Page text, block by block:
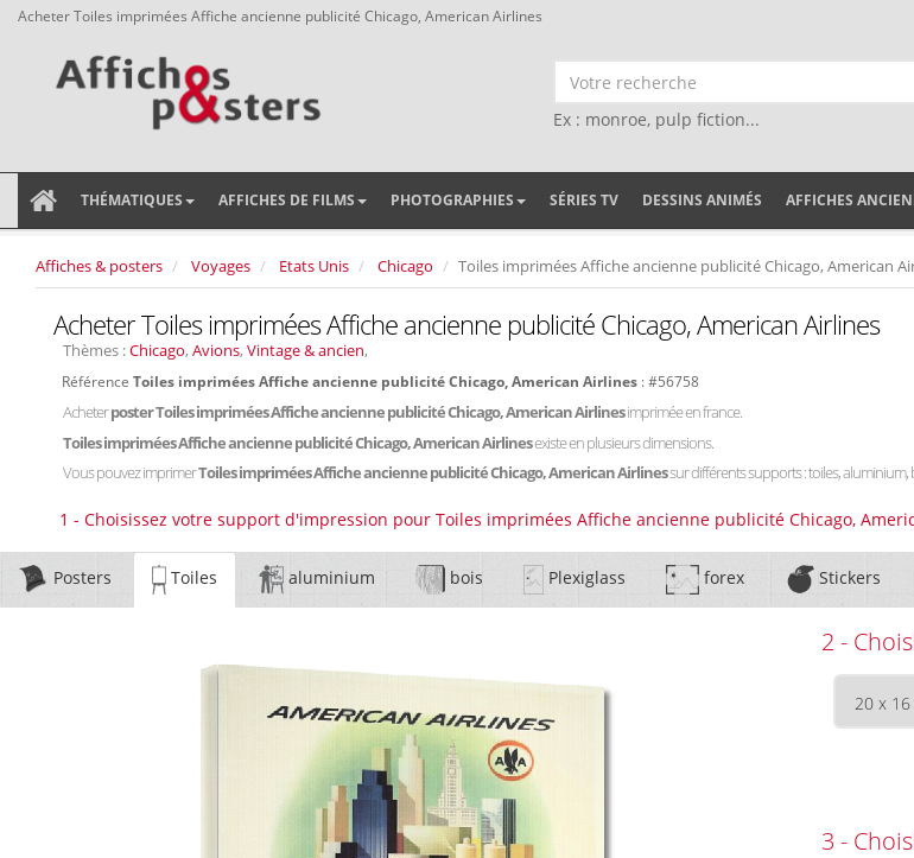
Acheter Toiles imprimées Affiche ancienne publicité Chicago, American Airlines
Ex : monroe, pulp fiction...
THÉMATIQUES AFFICHES DE FILMS PHOTOGRAPHIES SÉRIES TV DESSINS ANIMÉS AFFICHES
Affiches & posters Voyages Etats Unis Chicago Toiles imprimées Affiche ancienne publicité Chicago, American
Acheter Toiles imprimées Affiche ancienne publicité Chicago, American Airlines
Thèmes :Chicago, Avions, Vintage & ancien,
Référence Toiles imprimées Affiche ancienne publicité Chicago, American Airlines : #56758
Acheterposter Toiles imprimées Affiche ancienne publicité Chicago, American Airlinesimprimée en france.
Toiles imprimées Affiche ancienne publicité Chicago, American Airlinesexiste en plusieurs dimensions.
Vous pouvez imprimerToiles imprimées Affiche ancienne publicité Chicago, American Airlinessur différents supports : toiles, aluminium,
1 - Choisissez votre support d'impression pour Toiles imprimées Affiche ancienne publicité Chicago,
Posters Toiles aluminium bois Plexiglass forex Stickers
2 -
3 -